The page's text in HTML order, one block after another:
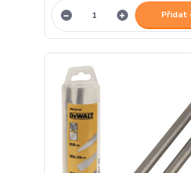
Přidat